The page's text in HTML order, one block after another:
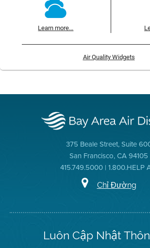
Learn more...
Air Quality Widgets
375 Beale Street, Suite
San Francisco, CA 94105
415.749.5000 | 1.800.HELP
Chỉ Đường
Luôn Cập Nhật